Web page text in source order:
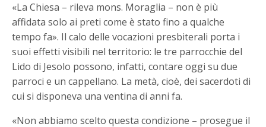
«La Chiesa – rileva mons. Moraglia – non è più
affidata solo ai preti come è stato fino a qualche
tempo fa». Il calo delle vocazioni presbiterali porta i
suoi effetti visibili nel territorio: le tre parrocchie del
Lido di Jesolo possono, infatti, contare oggi su due
parroci e un cappellano. La metà, cioè, dei sacerdoti di
cui si disponeva una ventina di anni fa.
«Non abbiamo scelto questa condizione – prosegue il